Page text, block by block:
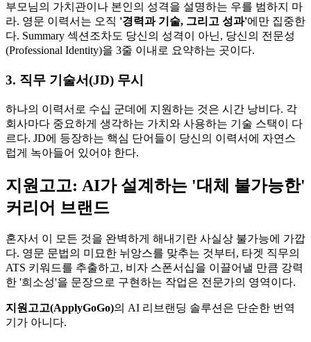
부모님의 가치관이나 본인의 성격을 설명하는 우를 범하지 마
라. 영문 이력서는 오직 '경력과 기술, 그리고 성과'​에만 집중한
다. Summary 섹션조차도 당신의 성격이 아닌, 당신의 전문성
(Professional Identity)을 3줄 이내로 요약하는 곳이다.
3. 직무 기술서(JD) 무시
하나의 이력서로 수십 군데에 지원하는 것은 시간 낭비다. 각
회사마다 중요하게 생각하는 가치와 사용하는 기술 스택이 다
르다. JD에 등장하는 핵심 단어들이 당신의 이력서에 자연스
럽게 녹아들어 있어야 한다.
지원고고: AI가 설계하는 '대체 불가능한'
커리어 브랜드
혼자서 이 모든 것을 완벽하게 해내기란 사실상 불가능에 가깝
다. 영문 문법의 미묘한 뉘앙스를 맞추는 것부터, 타겟 직무의
ATS 키워드를 추출하고, 비자 스폰서십을 이끌어낼 만큼 강력
한 '희소성'을 문장으로 구현하는 작업은 전문가의 영역이다.
지원고고(ApplyGoGo)​의 AI 리브랜딩 솔루션은 단순한 번역
기가 아니다.